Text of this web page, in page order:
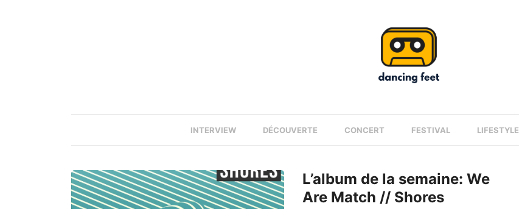
INTERVIEW DÉCOUVERTE CONCERT FESTIVAL LIFESTYLE
L’album de la semaine: We
Are Match // Shores